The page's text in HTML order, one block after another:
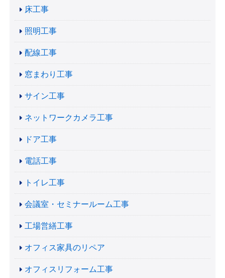
床工事
照明工事
配線工事
窓まわり工事
サイン工事
ネットワークカメラ工事
ドア工事
電話工事
トイレ工事
会議室・セミナールーム工事
工場営繕工事
オフィス家具のリペア
オフィスリフォーム工事